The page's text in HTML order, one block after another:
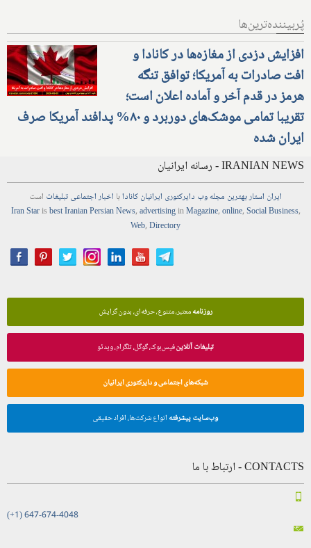
پُربیننده‌ترین‌ها
افزایش دزدی از مغازه‌ها در کانادا و
افت صادرات به آمریکا؛ توافق تنگه
هرمز در قدم آخر و آماده اعلان است؛
تقریبا تمامی موشک‌های دوربرد و ۸۰% پدافند آمریکا صرف
ایران شده
IRANIAN NEWS - رسانه ایرانیان
ایران استاربهترین مجلهوب دایرکتوری ایرانیان کانادابا اخباراجتماعیتبلیغات است
Iran Starisbest Iranian PersianNews,advertisinginMagazine,online,Social Business,
Web,Directory
روزنامهمعتبر، متنوع، حرفه‌ای، بدون گرایش
تبلیغات آنلاینفیس‌بوک، گوگل، تلگرام، ویدئو
شبکه‌های اجتماعی و دایرکتوری ایرانیان
وب‌سایت پیشرفته انواع شرکت‌ها، افراد حقیقی
CONTACTS - ارتباط با ما
(+1) 647-674-4048